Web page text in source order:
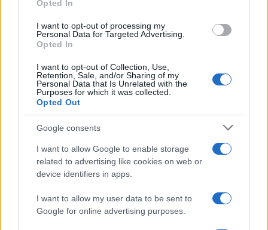
Opted In
I want to opt-out of processing my
Personal Data for Targeted Advertising.
Opted In
I want to opt-out of Collection, Use,
Retention, Sale, and/or Sharing of my
Personal Data that Is Unrelated with the
Purposes for which it was collected.
Opted Out
Google consents
I want to allow Google to enable storage
related to advertising like cookies on web or
device identifiers in apps.
I want to allow my user data to be sent to
Google for online advertising purposes.
AUTOMOBILE
PSA : une nouvelle usine inaugurée en Chine
Infos.fr Unit · 19 Mar 2020
AUTOMOBILE
PSA veut 8% du marché chinois à l’horizon 2015-
Infos.fr Unit · 17 Mar 2020
AUTOMOBILE
PSA et BMW écrivent une suite à leur partenariat
Hybrides PSA : 4 modèles arriveront en 2012
AUTOMOBILE
PSA a perdu 1,16 milliards d’euros en 2009